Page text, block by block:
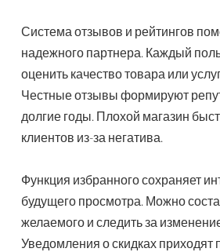
Система отзывов и рейтингов
надежного партнера. Каждый
оценить качество товара или
Честные отзывы формируют
долгие годы. Плохой магазин
клиентов из-за негатива.
Функция избранного сохраняет
будущего просмотра. Можно
желаемого и следить за
Уведомления о скидках приходят